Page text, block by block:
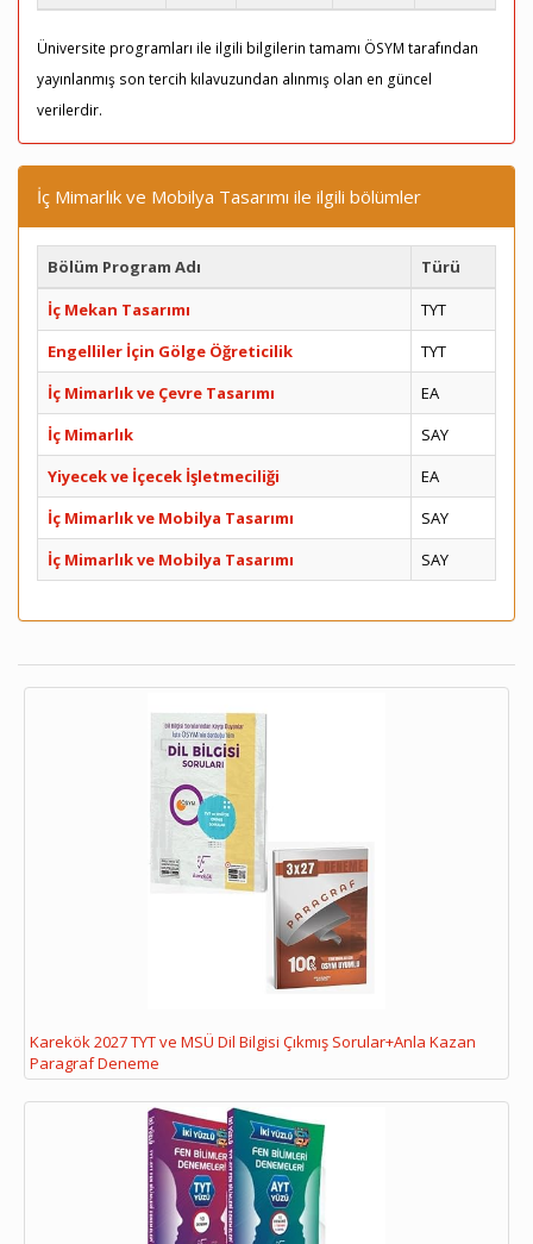
Üniversite programları ile ilgili bilgilerin tamamı ÖSYM tarafından
yayınlanmış son tercih kılavuzundan alınmış olan en güncel
verilerdir.
İç Mimarlık ve Mobilya Tasarımı ile ilgili bölümler
Bölüm Program Adı
Türü
İç Mekan Tasarımı
TYT
Engelliler İçin Gölge Öğreticilik
TYT
İç Mimarlık ve Çevre Tasarımı
EA
İç Mimarlık
SAY
Yiyecek ve İçecek İşletmeciliği
EA
İç Mimarlık ve Mobilya Tasarımı
SAY
İç Mimarlık ve Mobilya Tasarımı
SAY
Karekök 2027 TYT ve MSÜ Dil Bilgisi Çıkmış Sorular+Anla Kazan
Paragraf Deneme